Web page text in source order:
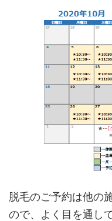
脱毛のご予約は他の
ので、よく目を通し